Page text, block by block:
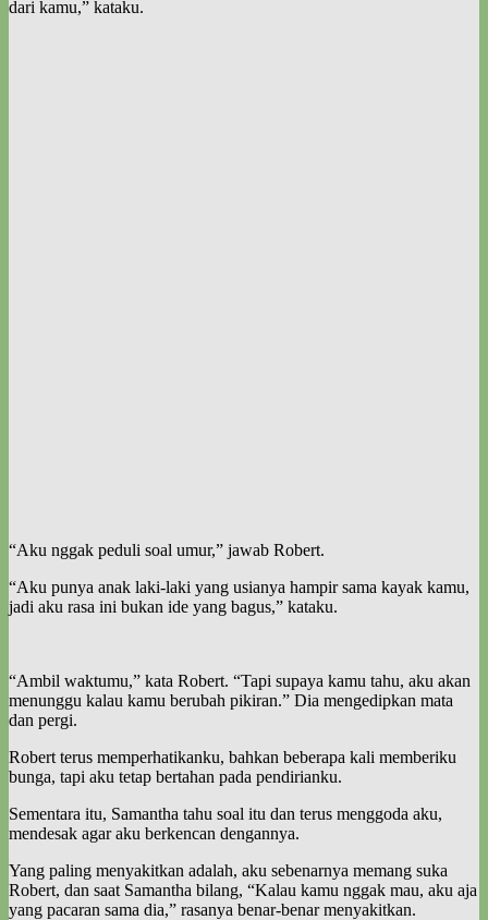
dari kamu,” kataku.
“Aku nggak peduli soal umur,” jawab Robert.
“Aku punya anak laki-laki yang usianya hampir sama kayak kamu,
jadi aku rasa ini bukan ide yang bagus,” kataku.
“Ambil waktumu,” kata Robert. “Tapi supaya kamu tahu, aku akan
menunggu kalau kamu berubah pikiran.” Dia mengedipkan mata
dan pergi.
Robert terus memperhatikanku, bahkan beberapa kali memberiku
bunga, tapi aku tetap bertahan pada pendirianku.
Sementara itu, Samantha tahu soal itu dan terus menggoda aku,
mendesak agar aku berkencan dengannya.
Yang paling menyakitkan adalah, aku sebenarnya memang suka
Robert, dan saat Samantha bilang, “Kalau kamu nggak mau, aku aja
yang pacaran sama dia,” rasanya benar-benar menyakitkan.